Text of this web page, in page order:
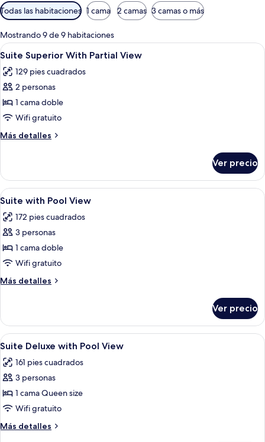
Filtros
disponibles
para
las
habitaciones
Todas las habitaciones 1 cama 2 camas 3 camas o más
Mostrando 9 de 9 habitaciones
Abrir
todas
las
fotos
de
Suite
Superior
With
View
9
Suite Superior With Partial View
129 pies cuadrados
2 personas
1 cama doble
Wifi gratuito
Más detalles
Más
Superior
With
Partial
Ver precio
Abrir
todas
las
fotos
de
Suite
with
Pool
8
Suite with Pool View
172 pies cuadrados
3 personas
1 cama doble
Wifi gratuito
Más detalles
Más
with
Pool
View
Ver precio
Abrir
todas
las
fotos
de
Suite
Deluxe
with
10
Suite Deluxe with Pool View
161 pies cuadrados
3 personas
1 cama Queen size
Wifi gratuito
Más detalles
Más